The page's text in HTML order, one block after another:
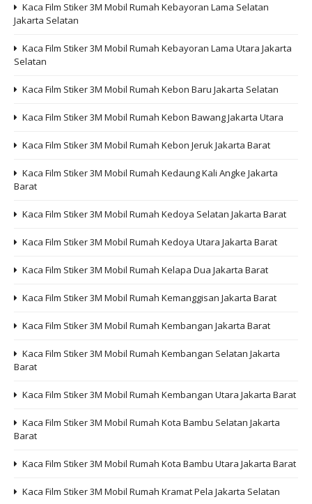
Kaca Film Stiker 3M Mobil Rumah Kebayoran Lama Selatan
Jakarta Selatan
Kaca Film Stiker 3M Mobil Rumah Kebayoran Lama Utara Jakarta
Selatan
Kaca Film Stiker 3M Mobil Rumah Kebon Baru Jakarta Selatan
Kaca Film Stiker 3M Mobil Rumah Kebon Bawang Jakarta Utara
Kaca Film Stiker 3M Mobil Rumah Kebon Jeruk Jakarta Barat
Kaca Film Stiker 3M Mobil Rumah Kedaung Kali Angke Jakarta
Barat
Kaca Film Stiker 3M Mobil Rumah Kedoya Selatan Jakarta Barat
Kaca Film Stiker 3M Mobil Rumah Kedoya Utara Jakarta Barat
Kaca Film Stiker 3M Mobil Rumah Kelapa Dua Jakarta Barat
Kaca Film Stiker 3M Mobil Rumah Kemanggisan Jakarta Barat
Kaca Film Stiker 3M Mobil Rumah Kembangan Jakarta Barat
Kaca Film Stiker 3M Mobil Rumah Kembangan Selatan Jakarta
Barat
Kaca Film Stiker 3M Mobil Rumah Kembangan Utara Jakarta Barat
Kaca Film Stiker 3M Mobil Rumah Kota Bambu Selatan Jakarta
Barat
Kaca Film Stiker 3M Mobil Rumah Kota Bambu Utara Jakarta Barat
Kaca Film Stiker 3M Mobil Rumah Kramat Pela Jakarta Selatan